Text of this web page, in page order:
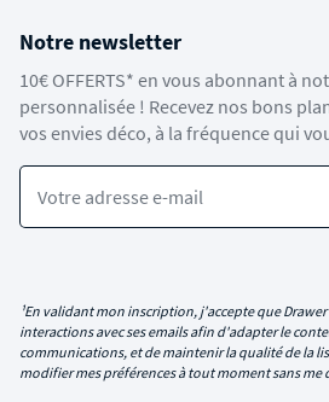
Notre newsletter
10€ OFFERTS* en vous abonnant à
personnalisée ! Recevez nos bons
vos envies déco, à la fréquence qui
Votre adresse e-mail
¹En validant mon inscription, j'accepte que
interactions avec ses emails afin d'adapter le
communications, et de maintenir la qualité de la
modifier mes préférences à tout moment sans me